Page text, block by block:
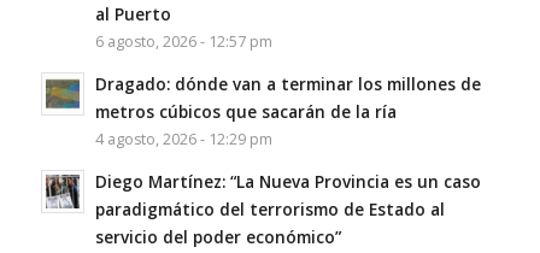
al Puerto
6 agosto, 2026 - 12:57 pm
Dragado: dónde van a terminar los millones de
metros cúbicos que sacarán de la ría
4 agosto, 2026 - 12:29 pm
Diego Martínez: “La Nueva Provincia es un caso
paradigmático del terrorismo de Estado al
servicio del poder económico”